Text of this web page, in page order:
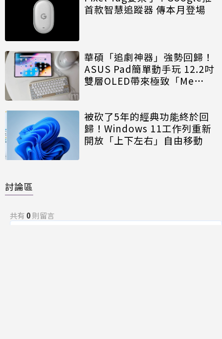
首款智慧追蹤器 傳本月登場
華碩「追劇神器」強勢回歸！
ASUS Pad簡單動手玩 12.2吋
雙層OLED帶來極致「Me
被砍了5年的經典功能終於回
歸！Windows 11工作列重新
開放「上下左右」自由移動
討論區
共有 0則留言